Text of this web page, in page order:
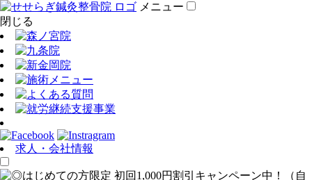
メニュー
閉じる
求人・会社情報